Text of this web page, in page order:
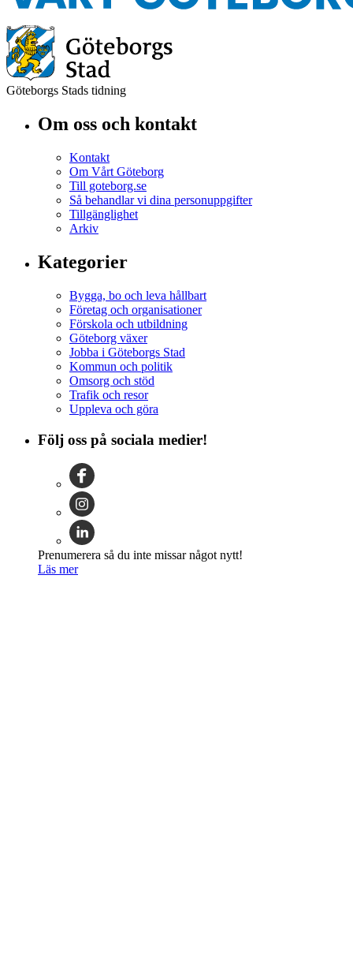
Göteborgs Stads tidning
Om oss och kontakt
Kontakt
Om Vårt Göteborg
Till goteborg.se
Så behandlar vi dina personuppgifter
Tillgänglighet
Arkiv
Kategorier
Bygga, bo och leva hållbart
Företag och organisationer
Förskola och utbildning
Göteborg växer
Jobba i Göteborgs Stad
Kommun och politik
Omsorg och stöd
Trafik och resor
Uppleva och göra
Följ oss på sociala medier!
Prenumerera så du inte missar något nytt!
Läs mer